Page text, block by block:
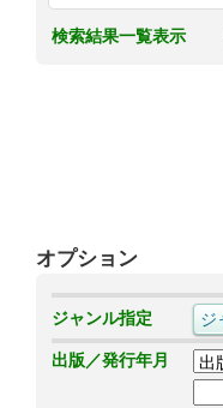
検索結果一覧表示
オプション
ジャンル指定
出版／発行年月